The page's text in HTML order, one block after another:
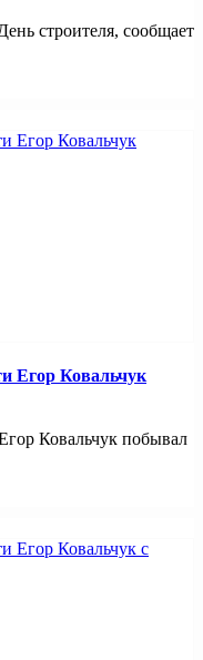
строителя, сообщает
Егор Ковальчук
Ковальчук побывал